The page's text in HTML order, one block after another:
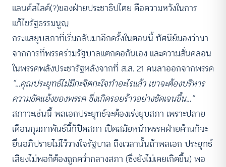
แลนด์สไลด์(?)ของฝ่ายประชาธิปไตย คือความหวังในการ
แก้ไขรัฐธรรมนูญ
กระแสยุบสภาที่เริ่มกลับมาอีกครั้งในตอนนี้ ทัศนีย์มองว่ามา
จากการที่พรรคร่วมรัฐบาลแตกคอกันเอง และความสั่นคลอน
ในพรรคพลังประชารัฐหลังจากที่ ส.ส. 21 คนลาออกจากพรรค
“…คุณประยุทธ์ไม่มีกะจิตกะใจทำอะไรแล้ว เขาจะต้องบริหาร
ความขัดแย้งของพรรค ซึ่งเกิดรอยร้าวอย่างชัดเจนขึ้น…”
สภาวะเช่นนี้ พลเอกประยุทธ์จะต้องเร่งยุบสภา เพราะปลาย
เดือนกุมภาพันธ์นี้ก็ปิดสภา เปิดสมัยหน้าพรรคฝ่ายค้านก็จะ
ยื่นอภิปรายไม่ไว้วางใจรัฐบาล ถึงเวลานั้นถ้าพลเอก ประยุทธ์
เสียงไม่พอก็ต้องถูกคว่ำกลางสภา (ซึ่งยังไม่เคยเกิดขึ้น) พอ